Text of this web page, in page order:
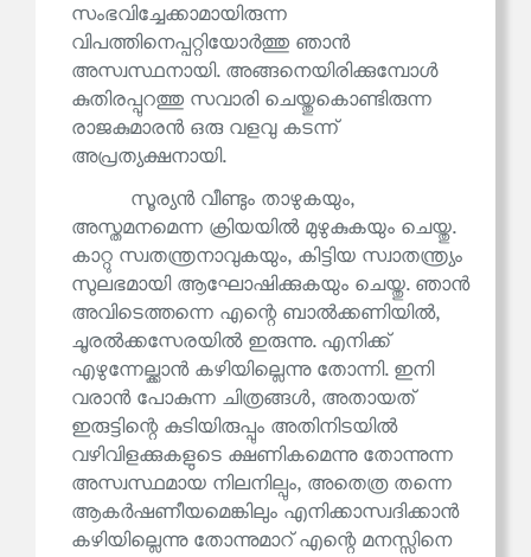
സംഭവിച്ചേക്കാമായിരുന്ന
വിപത്തിനെപ്പറ്റിയോർത്തു ഞാൻ
അസ്വസ്ഥനായി. അങ്ങനെയിരിക്കുമ്പോൾ
കുതിരപ്പുറത്തു സവാരി ചെയ്തുകൊണ്ടിരുന്ന
രാജകുമാരൻ ഒരു വളവു കടന്ന്
അപ്രത്യക്ഷനായി.
സൂര്യൻ വീണ്ടും താഴുകയും,
അസ്തമനമെന്ന ക്രിയയിൽ മുഴുകുകയും ചെയ്തു.
കാറ്റു സ്വതന്ത്രനാവുകയും, കിട്ടിയ സ്വാതന്ത്ര്യം
സുലഭമായി ആഘോഷിക്കുകയും ചെയ്തു. ഞാൻ
അവിടെത്തന്നെ എന്റെ ബാൽക്കണിയിൽ,
ചൂരൽക്കസേരയിൽ ഇരുന്നു. എനിക്ക്
എഴുന്നേല്ക്കാൻ കഴിയില്ലെന്നു തോന്നി. ഇനി
വരാൻ പോകുന്ന ചിത്രങ്ങൾ, അതായത്
ഇരുട്ടിന്റെ കുടിയിരുപ്പും അതിനിടയിൽ
വഴിവിളക്കുകളുടെ ക്ഷണികമെന്നു തോന്നുന്ന
അസ്വസ്ഥമായ നിലനില്പും, അതെത്ര തന്നെ
ആകർഷണീയമെങ്കിലും എനിക്കാസ്വദിക്കാൻ
കഴിയില്ലെന്നു തോന്നുമാറ് എന്റെ മനസ്സിനെ